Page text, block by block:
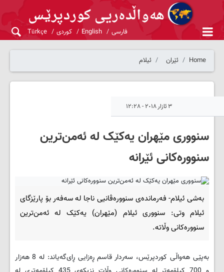
فارسی English کوردی Türkçe
Home ئێران ئیلام
٣ ئازار ٢٠١٨ - ١٢:٢٨
سنووری مێهران یه‌کێک له‌ ئه‌من‌ترین
سنووره‌کانی ئێرانه‌
به‌شی ئیلام- فه‌رمانده‌ی سنووره‌ڤانیی ناجا له‌ سه‌فه‌ر بۆ پارێزگای
ئیلام وتی: سنووری ئیلام (مێهران) یه‌کێک له‌ ئه‌من‌ترین
سنووره‌کانی وڵاته‌.
به‌پێی هه‌واڵی کوردپرێس، سه‌ردار قاسم ڕه‌زایی ڕای‌گه‌یاند: له‌ 8 هه‌زار